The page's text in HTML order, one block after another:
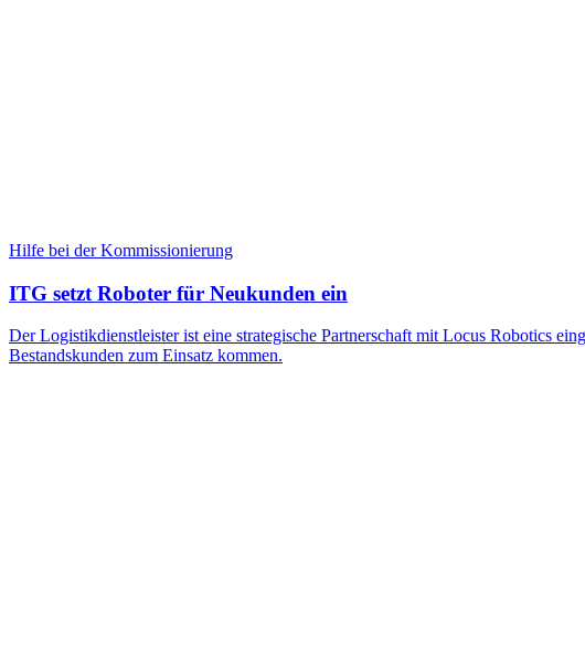
Hilfe bei der Kommissionierung
ITG setzt Roboter für Neukunden ein
Der Logistikdienstleister ist eine strategische Partnerschaft mit Locus Robotics
Bestandskunden zum Einsatz kommen.